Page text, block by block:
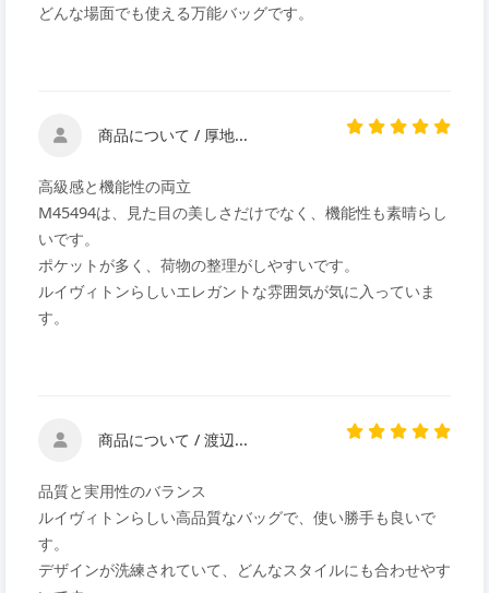
どんな場面でも使える万能バッグです。
商品について / 厚地...
高級感と機能性の両立
M45494は、見た目の美しさだけでなく、機能性も素晴らし
いです。
ポケットが多く、荷物の整理がしやすいです。
ルイヴィトンらしいエレガントな雰囲気が気に入っていま
す。
商品について / 渡辺...
品質と実用性のバランス
ルイヴィトンらしい高品質なバッグで、使い勝手も良いで
す。
デザインが洗練されていて、どんなスタイルにも合わせやす